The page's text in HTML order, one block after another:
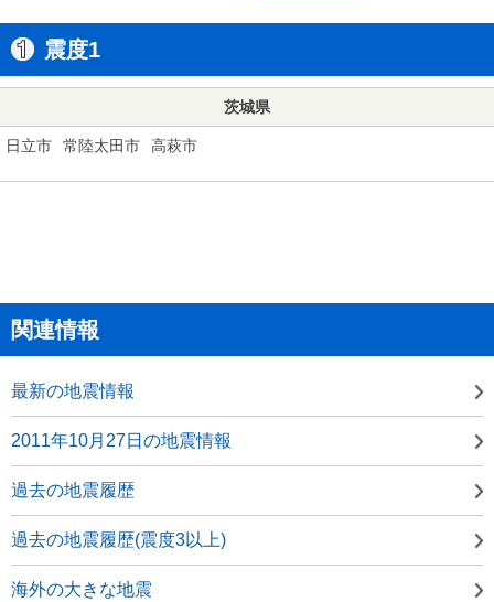
震度1
茨城県
日立市 常陸太田市 高萩市
関連情報
最新の地震情報
2011年10月27日の地震情報
過去の地震履歴
過去の地震履歴(震度3以上)
海外の大きな地震